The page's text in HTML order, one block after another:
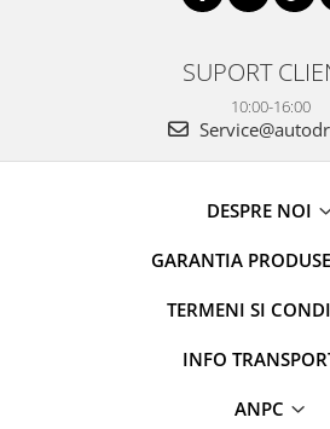
SUPORT
10:00-16:00
DESPRE NOI
GARANTIA
TERMENI SI
INFO
ANPC